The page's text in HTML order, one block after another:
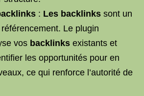
: Les backlinks sont un
Le plugin
vos backlinks existants et
les opportunités pour en
ce qui renforce l’autorité de